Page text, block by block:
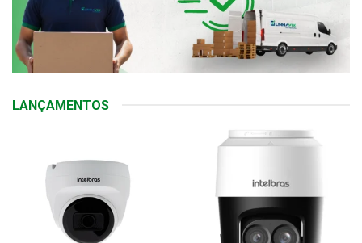
LANÇAMENTOS